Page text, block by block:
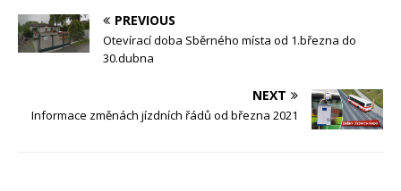
PREVIOUS
Otevírací doba Sběrného místa od 1.března do
30.dubna
NEXT
Informace změnách jízdních řádů od března 2021